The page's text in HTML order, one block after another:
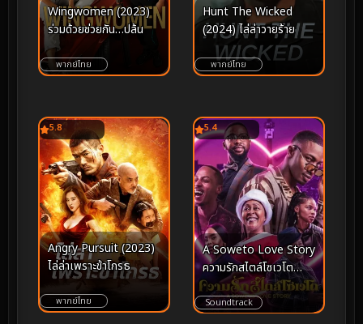
Wingwomen (2023)
ร่วมด้วยช่วยกัน…ปล้น
พากย์ไทย
Hunt The Wicked
(2024) ไล่ล่าวายร้าย
พากย์ไทย
5.8
Angry Pursuit (2023)
ไล่ล่าเพราะข้าโกรธ
พากย์ไทย
5.4
A Soweto Love Story
ความรักสไตล์โซเวโต
(2024)
Soundtrack